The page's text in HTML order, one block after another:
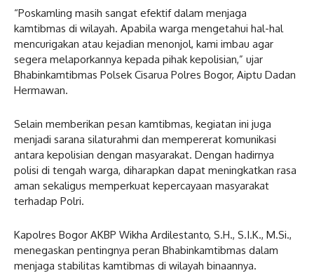
“Poskamling masih sangat efektif dalam menjaga
kamtibmas di wilayah. Apabila warga mengetahui hal-hal
mencurigakan atau kejadian menonjol, kami imbau agar
segera melaporkannya kepada pihak kepolisian,” ujar
Bhabinkamtibmas Polsek Cisarua Polres Bogor, Aiptu Dadan
Hermawan.
Selain memberikan pesan kamtibmas, kegiatan ini juga
menjadi sarana silaturahmi dan mempererat komunikasi
antara kepolisian dengan masyarakat. Dengan hadirnya
polisi di tengah warga, diharapkan dapat meningkatkan rasa
aman sekaligus memperkuat kepercayaan masyarakat
terhadap Polri.
Kapolres Bogor AKBP Wikha Ardilestanto, S.H., S.I.K., M.Si.,
menegaskan pentingnya peran Bhabinkamtibmas dalam
menjaga stabilitas kamtibmas di wilayah binaannya.